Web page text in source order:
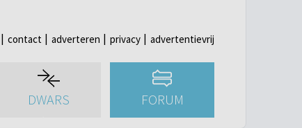
contact adverteren privacy advertentievrij
DWARS FORUM